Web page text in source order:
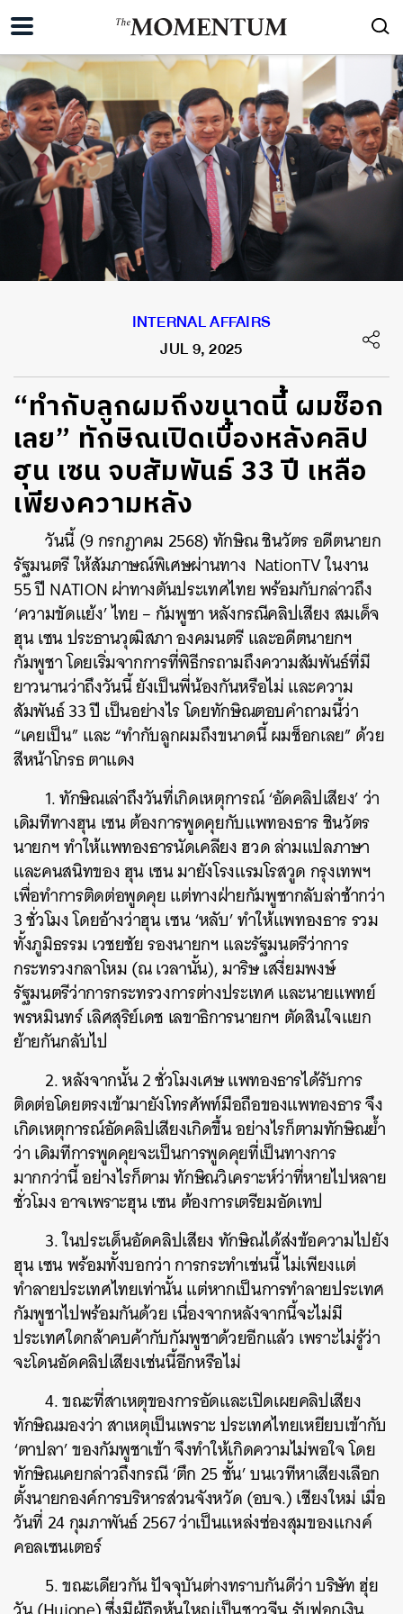
INTERNAL AFFAIRS
JUL 9, 2025
“ทำกับลูกผมถึงขนาดนี้ ผมช็อก
เลย” ทักษิณเปิดเบื้องหลังคลิป
ฮุน เซน จบสัมพันธ์ 33 ปี เหลือ
เพียงความหลัง
วันนี้ (9 กรกฎาคม 2568) ทักษิณ ชินวัตร อดีตนายก
รัฐมนตรี ให้สัมภาษณ์พิเศษผ่านทาง NationTV ในงาน
55 ปี NATION ผ่าทางตันประเทศไทย พร้อมกับกล่าวถึง
‘ความขัดแย้ง’ ไทย – กัมพูชา หลังกรณีคลิปเสียง สมเด็จ
ฮุน เซน ประธานวุฒิสภา องคมนตรี และอดีตนายกฯ
กัมพูชา โดยเริ่มจากการที่พิธีกรถามถึงความสัมพันธ์ที่มี
ยาวนานว่าถึงวันนี้ ยังเป็นพี่น้องกันหรือไม่ และความ
สัมพันธ์ 33 ปี เป็นอย่างไร โดยทักษิณตอบคำถามนี้ว่า
“เคยเป็น” และ “ทำกับลูกผมถึงขนาดนี้ ผมช็อกเลย” ด้วย
สีหน้าโกรธ ตาแดง
1. ทักษิณเล่าถึงวันที่เกิดเหตุการณ์ ‘อัดคลิปเสียง’ ว่า
เดิมทีทางฮุน เซน ต้องการพูดคุยกับแพทองธาร ชินวัตร
นายกฯ ทำให้แพทองธารนัดเคลียง ฮวด ล่ามแปลภาษา
และคนสนิทของ ฮุน เซน มายังโรงแรมโรสวูด กรุงเทพฯ​
เพื่อทำการติดต่อพูดคุย แต่ทางฝ่ายกัมพูชากลับล่าช้ากว่า
3 ชั่วโมง โดยอ้างว่าฮุน เซน ‘หลับ’ ทำให้แพทองธาร รวม
ทั้งภูมิธรรม เวชยชัย รองนายกฯ และรัฐมนตรีว่าการ
กระทรวงกลาโหม (ณ เวลานั้น), มาริษ เสงี่ยมพงษ์
รัฐมนตรีว่าการกระทรวงการต่างประเทศ และนายแพทย์
พรหมินทร์ เลิศสุริย์เดช เลขาธิการนายกฯ ตัดสินใจแยก
ย้ายกันกลับไป
2. หลังจากนั้น 2 ชั่วโมงเศษ แพทองธารได้รับการ
ติดต่อโดยตรงเข้ามายังโทรศัพท์มือถือของแพทองธาร จึง
เกิดเหตุการณ์อัดคลิปเสียงเกิดขึ้น อย่างไรก็ตามทักษิณย้ำ
ว่า เดิมทีการพูดคุยจะเป็นการพูดคุยที่เป็นทางการ
มากกว่านี้ อย่างไรก็ตาม ทักษิณวิเคราะห์ว่าที่หายไปหลาย
ชั่วโมง อาจเพราะฮุน เซน ต้องการเตรียมอัดเทป
3. ในประเด็นอัดคลิปเสียง ทักษิณได้ส่งข้อความไปยัง
ฮุน เซน พร้อมทั้งบอกว่า การกระทำเช่นนี้ ไม่เพียงแต่
ทำลายประเทศไทยเท่านั้น แต่หากเป็นการทำลายประเทศ
กัมพูชาไปพร้อมกันด้วย เนื่องจากหลังจากนี้จะไม่มี
ประเทศใดกล้าคบค้ากับกัมพูชาด้วยอีกแล้ว เพราะไม่รู้ว่า
จะโดนอัดคลิปเสียงเช่นนี้อีกหรือไม่
4. ขณะที่สาเหตุของการอัดและเปิดเผยคลิปเสียง
ทักษิณมองว่า สาเหตุเป็นเพราะ ประเทศไทยเหยียบเข้ากับ
‘ตาปลา’ ของกัมพูชาเข้า จึงทำให้เกิดความไม่พอใจ โดย
ทักษิณเคยกล่าวถึงกรณี ‘ตึก 25 ชั้น’ บนเวทีหาเสียงเลือก
ตั้งนายกองค์การบริหารส่วนจังหวัด (อบจ.) เชียงใหม่ เมื่อ
วันที่ 24 กุมภาพันธ์​ 2567 ว่าเป็นแหล่งซ่องสุมของแกงค์
คอลเซนเตอร์
5. ขณะเดียวกัน ปัจจุบันต่างทราบกันดีว่า บริษัท ฮุ่ย